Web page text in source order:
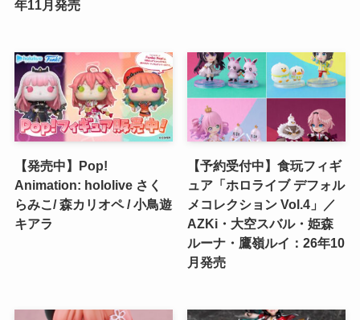
年11月発売
【発売中】Pop!
Animation: hololive さく
らみこ/ 森カリオペ / 小鳥遊
キアラ
【予約受付中】食玩フィギ
ュア「ホロライブ デフォル
メコレクション Vol.4」／
AZKi・大空スバル・姫森
ルーナ・鷹嶺ルイ：26年10
月発売